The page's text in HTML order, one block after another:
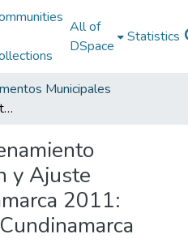
All of
DSpace
Statistics
Municipales
Esquema de Ordenamiento Territorial Revisón y Ajuste Nocaima Cundinamarca 2011: EOTRA Nocaima Cundinamarca 2011
y Ajuste
2011: